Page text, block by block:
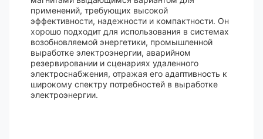
применений, требующих высокой
эффективности, надежности и компактности. Он
хорошо подходит для использования в системах
возобновляемой энергетики, промышленной
выработке электроэнергии, аварийном
резервировании и сценариях удаленного
электроснабжения, отражая его адаптивность к
широкому спектру потребностей в выработке
электроэнергии.